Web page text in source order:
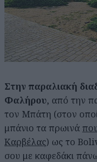
Στην παραλιακή
Φαλήρου, από την
τον Μπάτη (στον
μπάνιο τα πρωινά
Καρβέλας) ως το
σου με καφεδάκι